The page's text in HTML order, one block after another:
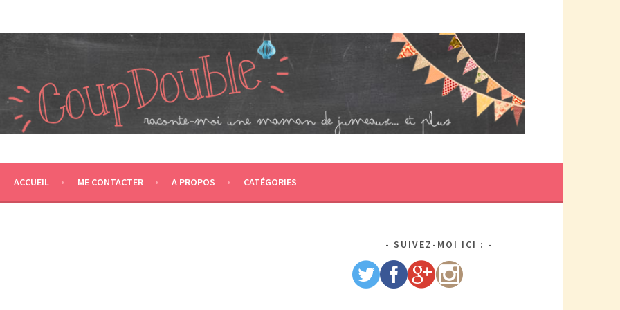
CA NOUS PROPULSE SUPER MAMAN! CA DONNE DEUX FOIS PLUS DE TRACAS, MAIS AUSSI DEUX FOIS PLUS D'AMOUR.
ACCUEIL ME CONTACTER A PROPOS CATÉGORIES
SUIVEZ-MOI ICI :